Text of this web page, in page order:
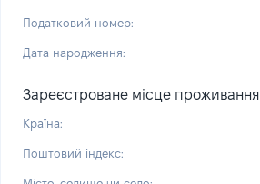
Податковий номер:
Дата народження:
Зареєстроване місце проживання
Країна:
Поштовий індекс: